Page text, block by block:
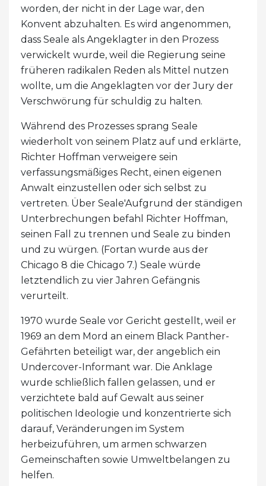
worden, der nicht in der Lage war, den
Konvent abzuhalten. Es wird angenommen,
dass Seale als Angeklagter in den Prozess
verwickelt wurde, weil die Regierung seine
früheren radikalen Reden als Mittel nutzen
wollte, um die Angeklagten vor der Jury der
Verschwörung für schuldig zu halten.
Während des Prozesses sprang Seale
wiederholt von seinem Platz auf und erklärte,
Richter Hoffman verweigere sein
verfassungsmäßiges Recht, einen eigenen
Anwalt einzustellen oder sich selbst zu
vertreten. Über Seale'Aufgrund der ständigen
Unterbrechungen befahl Richter Hoffman,
seinen Fall zu trennen und Seale zu binden
und zu würgen. (Fortan wurde aus der
Chicago 8 die Chicago 7.) Seale würde
letztendlich zu vier Jahren Gefängnis
verurteilt.
1970 wurde Seale vor Gericht gestellt, weil er
1969 an dem Mord an einem Black Panther-
Gefährten beteiligt war, der angeblich ein
Undercover-Informant war. Die Anklage
wurde schließlich fallen gelassen, und er
verzichtete bald auf Gewalt aus seiner
politischen Ideologie und konzentrierte sich
darauf, Veränderungen im System
herbeizuführen, um armen schwarzen
Gemeinschaften sowie Umweltbelangen zu
helfen.